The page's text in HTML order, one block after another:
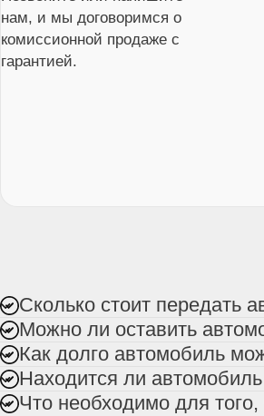
нам, и мы договоримся о
комиссионной продаже с
гарантией.
Сколько стоит передать
Можно ли оставить
Как долго автомобиль
Находится ли
Что необходимо для